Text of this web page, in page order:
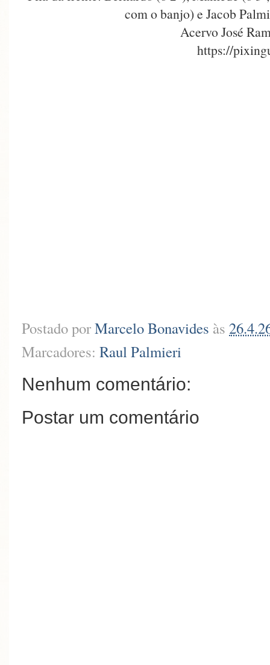
com o banjo) e Jacob
Acervo José
https://
Postado porMarcelo Bonavides às
Marcadores: Raul Palmieri
Nenhum comentário:
Postar um comentário